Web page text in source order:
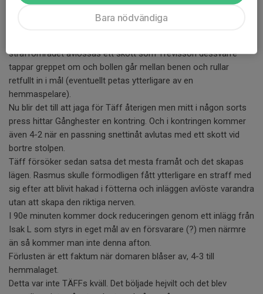
från båda håll utan att bollen går i nät.
Efter 63 minuter är det dock dags och det är återigen
straffområdet avlossas ett skott som Trevisson dessvärre
tappar greppet om och bollen går mellan benen och rullar
retfullt in i mål (eventuellt petas ytterligare av en
hemmaspelare).
Nu blir det till att jaga för Täff återigen men mitt i någon sorts
press hittar Gånghester en kontring. Och i kontringen kommer
även 4-2 när en passning snettinåt avlutas med ett skott vid
bortre stolpen.
Täff försöker sedan satsa det mesta framåt och det skapas
lägen. Rasmus skulle förmodligen fått ytterligare en straff med
sig efter att blivit hakad i fötterna och inläggen avlöste varandra
utan att skapa den riktiga nerven.
I 90e minuten kommer dock reduceringen genom ett inlägg från
Isak L som styrs in eget mål av en försvarare (?) men närmre
än så kommer man inte denna afton.
Förlusten är ett faktum när domaren blåser av, 4-3 till
hemmalaget.
Detta var inte TÄFFs kväll. Det böljade hejvilt och det blev
Bara nödvändiga